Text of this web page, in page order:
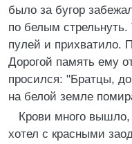
было за бугор
по белым стрельнуть.
пулей и прихватило.
Дорогой память ему
просился: "Братцы,
на белой земле
Крови много
хотел с красными